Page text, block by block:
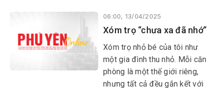
đời sống tinh thần của con cái.
Những đứa trẻ lớn lên trong
sự thiếu vắng tình thương, sự
quan tâm, chăm sóc từ cha mẹ
đang phải đối mặt với những
hệ lụy khôn lường về tâm lý và
06:00, 13/04/2025
Xóm trọ “chưa xa đã nhớ”
Xóm trọ nhỏ bé của tôi như
một gia đình thu nhỏ. Mỗi căn
phòng là một thế giới riêng,
nhưng tất cả đều gắn kết với